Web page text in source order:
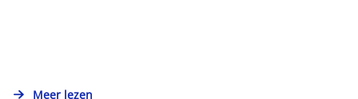
Meer lezen